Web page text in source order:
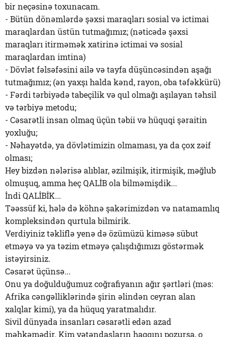
bir neçəsinə toxunacam.
- Bütün dönəmlərdə şəxsi maraqları sosial və ictimai
maraqlardan üstün tutmağımız; (nəticədə şəxsi
maraqları itirməmək xatirinə ictimai və sosial
maraqlardan imtina)
- Dövlət fəlsəfəsini ailə və tayfa düşüncəsindən aşağı
tutmağımız; (ən yaxşı halda kənd, rayon, oba təfəkkürü)
- Fərdi tərbiyədə tabeçilik və qul olmağı aşılayan təhsil
və tərbiyə metodu;
- Cəsarətli insan olmaq üçün təbii və hüquqi şəraitin
yoxluğu;
- Nəhayətdə, ya dövlətimizin olmaması, ya da çox zəif
olması;
Hey bizdən nələrisə alıblar, əzilmişik, itirmişik, məğlub
olmuşuq, amma heç QALİB ola bilməmişdik...
İndi QALİBİK...
Təəssüf ki, hələ də köhnə şakərimizdən və natamamlıq
kompleksindən qurtula bilmirik.
Verdiyiniz təkliflə yenə də özümüzü kiməsə sübut
etməyə və ya təzim etməyə çalışdığımızı göstərmək
istəyirsiniz.
Cəsarət üçünsə...
Onu ya doğulduğumuz coğrafiyanın ağır şərtləri (məs:
Afrika cəngəlliklərində şirin əlindən ceyran alan
xalqlar kimi), ya da hüquq yaratmalıdır.
Sivil dünyada insanları cəsarətli edən azad
məhkəmədir. Kim vətəndaşların haqqını pozursa, o